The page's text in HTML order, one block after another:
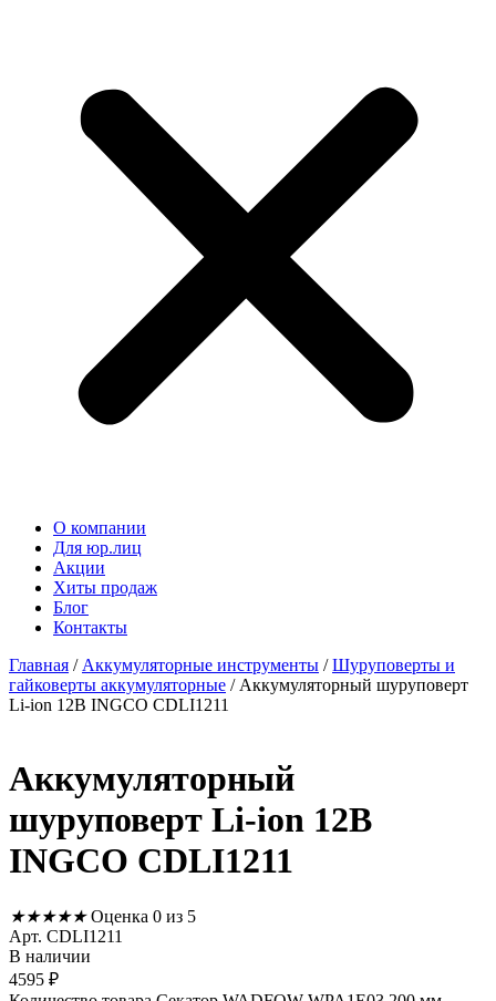
О компании
Для юр.лиц
Акции
Хиты продаж
Блог
Контакты
Главная / Аккумуляторные инструменты /Шуруповерты и
гайковерты аккумуляторные / Аккумуляторный шуруповерт
Li-ion 12В INGCO CDLI1211
Аккумуляторный
шуруповерт Li-ion 12В
INGCO CDLI1211
★★★★★ Оценка 0 из 5
Арт. CDLI1211
В наличии
4595 ₽